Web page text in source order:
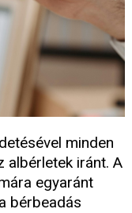
minden
albérletek iránt. A
egyaránt
bérbeadás